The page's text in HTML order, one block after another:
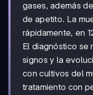
gases, además
de apetito. La
rápidamente, en
El diagnóstico se
signos y la
con cultivos del
tratamiento con